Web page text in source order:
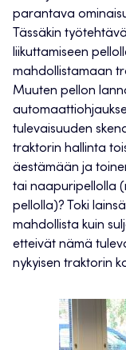
parantava
Tässäkin
liikuttamiseen
mahdollistamaan
Muuten pellon
tulevaisuuden
traktorin hallinta
äestämään ja
tai naapuripellolla
pellolla)? Toki
mahdollista kuin
etteivät nämä
nykyisen traktorin